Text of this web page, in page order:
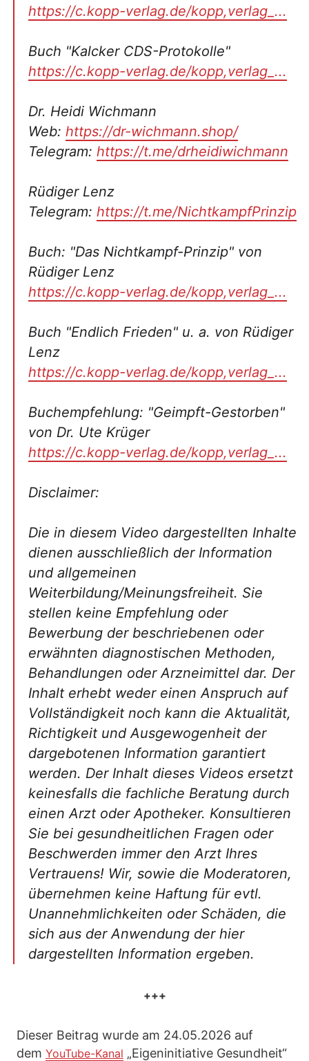
https://c.kopp-verlag.de/kopp,verlag_...
Buch "Kalcker CDS-Protokolle"
https://c.kopp-verlag.de/kopp,verlag_...
Dr. Heidi Wichmann
Web: https://dr-wichmann.shop/
Telegram: https://t.me/drheidiwichmann
Rüdiger Lenz
Telegram: https://t.me/NichtkampfPrinzip
Buch: "Das Nichtkampf-Prinzip" von
Rüdiger Lenz
https://c.kopp-verlag.de/kopp,verlag_...
Buch "Endlich Frieden" u. a. von Rüdiger
Lenz
https://c.kopp-verlag.de/kopp,verlag_...
Buchempfehlung: "Geimpft-Gestorben"
von Dr. Ute Krüger
https://c.kopp-verlag.de/kopp,verlag_...
Disclaimer:
Die in diesem Video dargestellten Inhalte
dienen ausschließlich der Information
und allgemeinen
Weiterbildung/Meinungsfreiheit. Sie
stellen keine Empfehlung oder
Bewerbung der beschriebenen oder
erwähnten diagnostischen Methoden,
Behandlungen oder Arzneimittel dar. Der
Inhalt erhebt weder einen Anspruch auf
Vollständigkeit noch kann die Aktualität,
Richtigkeit und Ausgewogenheit der
dargebotenen Information garantiert
werden. Der Inhalt dieses Videos ersetzt
keinesfalls die fachliche Beratung durch
einen Arzt oder Apotheker. Konsultieren
Sie bei gesundheitlichen Fragen oder
Beschwerden immer den Arzt Ihres
Vertrauens! Wir, sowie die Moderatoren,
übernehmen keine Haftung für evtl.
Unannehmlichkeiten oder Schäden, die
sich aus der Anwendung der hier
dargestellten Information ergeben.
+++
Dieser Beitrag wurde am 24.05.2026 auf
dem YouTube-Kanal „Eigeninitiative Gesundheit“